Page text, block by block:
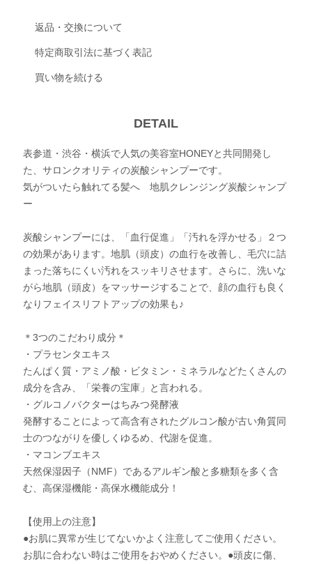
返品・交換について
特定商取引法に基づく表記
買い物を続ける
DETAIL
表参道・渋谷・横浜で人気の美容室HONEYと共同開発し
た、サロンクオリティの炭酸シャンプーです。
気がついたら触れてる髪へ 地肌クレンジング炭酸シャンプ
ー
炭酸シャンプーには、「血行促進」「汚れを浮かせる」２つ
の効果があります。地肌（頭皮）の血行を改善し、毛穴に詰
まった落ちにくい汚れをスッキリさせます。さらに、洗いな
がら地肌（頭皮）をマッサージすることで、顔の血行も良く
なりフェイスリフトアップの効果も♪
＊3つのこだわり成分＊
・プラセンタエキス
たんぱく質・アミノ酸・ビタミン・ミネラルなどたくさんの
成分を含み、「栄養の宝庫」と言われる。
・グルコノバクターはちみつ発酵液
発酵することによって高含有されたグルコン酸が古い角質同
士のつながりを優しくゆるめ、代謝を促進。
・マコンブエキス
天然保湿因子（NMF）であるアルギン酸と多糖類を多く含
む、高保湿機能・高保水機能成分！
【使用上の注意】
●お肌に異常が生じてないかよく注意してご使用ください。
お肌に合わない時はご使用をおやめください。●頭皮に傷、